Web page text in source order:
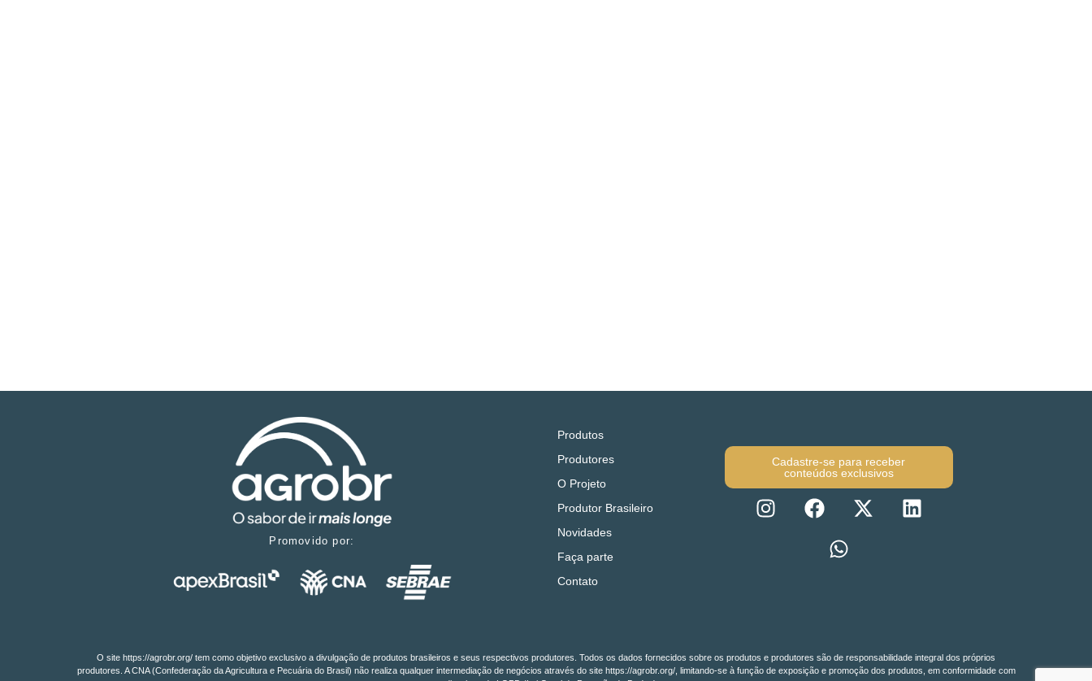
Promovido por:
Produtos
Produtores
O Projeto
Produtor Brasileiro
Novidades
Faça parte
Contato
Cadastre-se para receber
conteúdos exclusivos
O site https://agrobr.org/ tem como objetivo exclusivo a divulgação de produtos brasileiros e seus respectivos produtores. Todos os dados fornecidos sobre os produtos e produtores são de responsabilidade integral dos próprios
produtores. A CNA (Confederação da Agricultura e Pecuária do Brasil) não realiza qualquer intermediação de negócios através do site https://agrobr.org/, limitando-se à função de exposição e promoção dos produtos, em conformidade com